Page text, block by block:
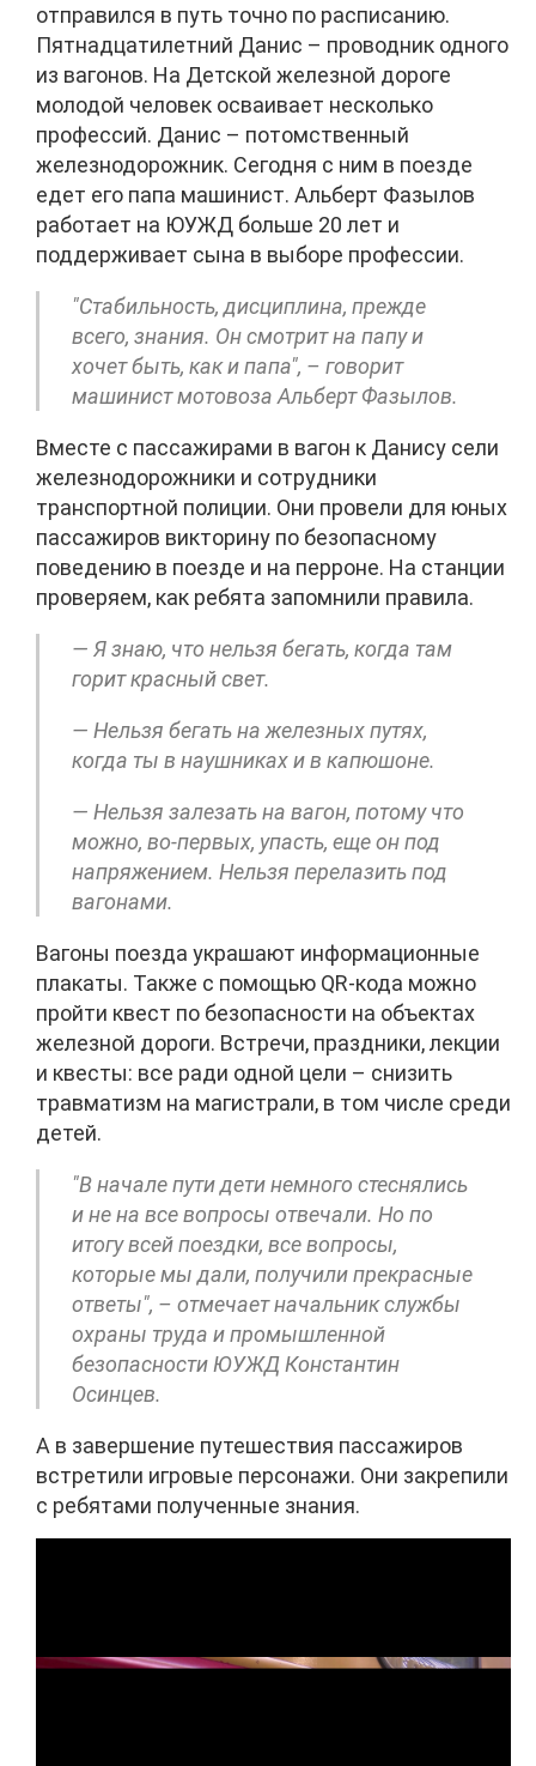
отправился в путь точно по расписанию.
Пятнадцатилетний Данис – проводник одного
из вагонов. На Детской железной дороге
молодой человек осваивает несколько
профессий. Данис – потомственный
железнодорожник. Сегодня с ним в поезде
едет его папа машинист. Альберт Фазылов
работает на ЮУЖД больше 20 лет и
поддерживает сына в выборе профессии.
"Стабильность, дисциплина, прежде
всего, знания. Он смотрит на папу и
хочет быть, как и папа", – говорит
машинист мотовоза Альберт Фазылов.
Вместе с пассажирами в вагон к Данису сели
железнодорожники и сотрудники
транспортной полиции. Они провели для юных
пассажиров викторину по безопасному
поведению в поезде и на перроне. На станции
проверяем, как ребята запомнили правила.
— Я знаю, что нельзя бегать, когда там
горит красный свет.
— Нельзя бегать на железных путях,
когда ты в наушниках и в капюшоне.
— Нельзя залезать на вагон, потому что
можно, во-первых, упасть, еще он под
напряжением. Нельзя перелазить под
вагонами.
Вагоны поезда украшают информационные
плакаты. Также с помощью QR-кода можно
пройти квест по безопасности на объектах
железной дороги. Встречи, праздники, лекции
и квесты: все ради одной цели – снизить
травматизм на магистрали, в том числе среди
детей.
"В начале пути дети немного стеснялись
и не на все вопросы отвечали. Но по
итогу всей поездки, все вопросы,
которые мы дали, получили прекрасные
ответы", – отмечает начальник службы
охраны труда и промышленной
безопасности ЮУЖД Константин
Осинцев.
А в завершение путешествия пассажиров
встретили игровые персонажи. Они закрепили
с ребятами полученные знания.